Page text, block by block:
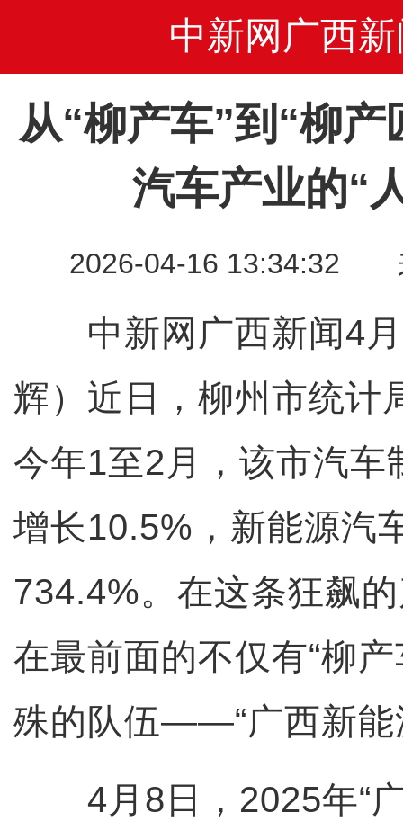
中新网广西新
从“柳产车”到“柳
汽车产业的“
2026-04-16 13:34:32
中新网广西新闻4月
辉）近日，柳州市统计
今年1至2月，该市汽车
增长10.5%，新能源汽
734.4%。在这条狂飙
在最前面的不仅有“柳
殊的队伍——“广西新能
4月8日，2025年“广